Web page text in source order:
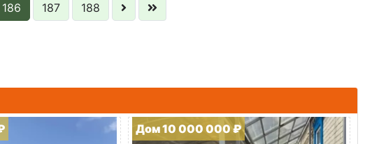
186 187 188
Дом 10 000 000 ₽